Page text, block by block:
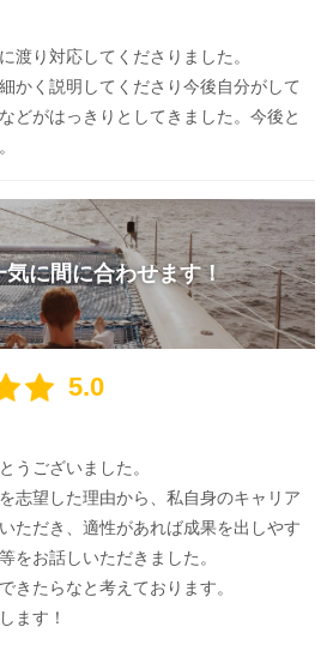
渡り対応してくださりました。
かく説明してくださり今後自分がして
どがはっきりとしてきました。今後と
に間に合わせます！
5.0
うございました。
志望した理由から、私自身のキャリア
ただき、適性があれば成果を出しやす
をお話しいただきました。
きたらなと考えております。
ます！